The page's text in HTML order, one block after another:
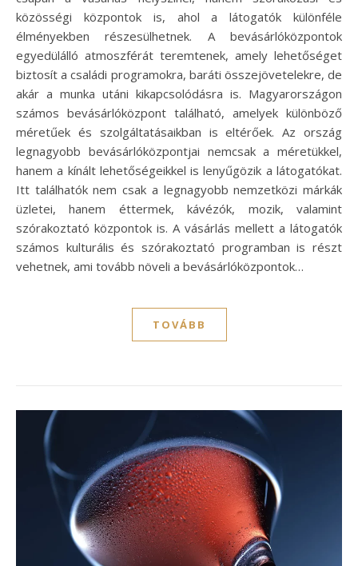
közösségi központok is, ahol a látogatók különféle
élményekben részesülhetnek. A bevásárlóközpontok
egyedülálló atmoszférát teremtenek, amely lehetőséget
biztosít a családi programokra, baráti összejövetelekre, de
akár a munka utáni kikapcsolódásra is. Magyarországon
számos bevásárlóközpont található, amelyek különböző
méretűek és szolgáltatásaikban is eltérőek. Az ország
legnagyobb bevásárlóközpontjai nemcsak a méretükkel,
hanem a kínált lehetőségeikkel is lenyűgözik a látogatókat.
Itt találhatók nem csak a legnagyobb nemzetközi márkák
üzletei, hanem éttermek, kávézók, mozik, valamint
szórakoztató központok is. A vásárlás mellett a látogatók
számos kulturális és szórakoztató programban is részt
vehetnek, ami tovább növeli a bevásárlóközpontok…
TOVÁBB